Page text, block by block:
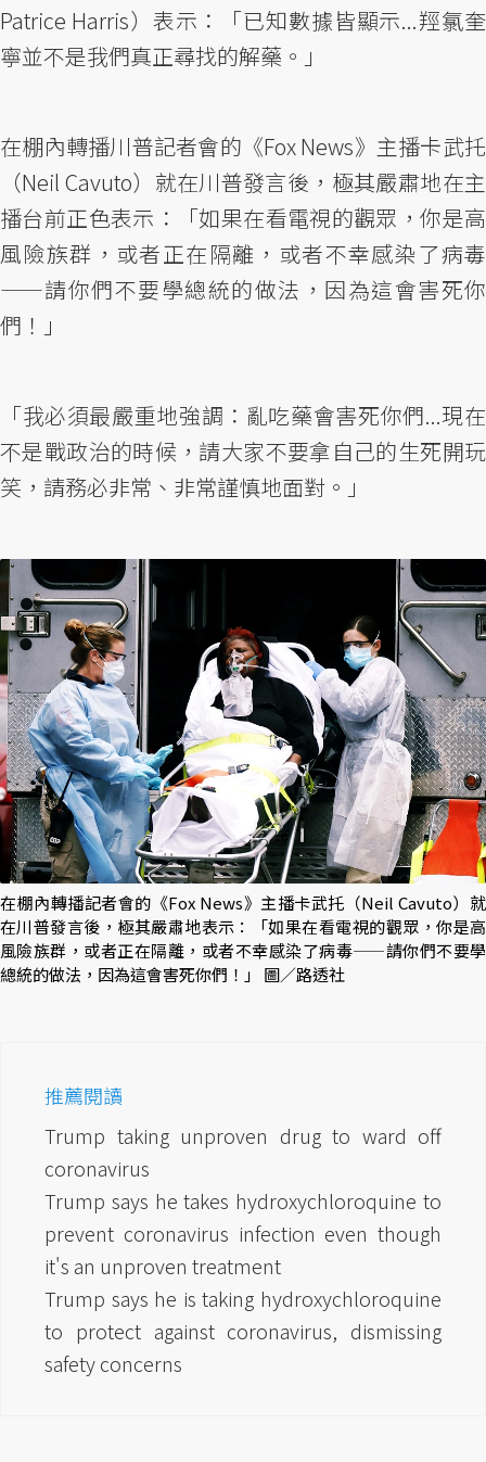
Patrice Harris）表示：「已知數據皆顯示...羥氯奎
寧並不是我們真正尋找的解藥。」
在棚內轉播川普記者會的《Fox News》主播卡武托
（Neil Cavuto）就在川普發言後，極其嚴肅地在主
播台前正色表示：「如果在看電視的觀眾，你是高
風險族群，或者正在隔離，或者不幸感染了病毒
——請你們不要學總統的做法，因為這會害死你
們！」
「我必須最嚴重地強調：亂吃藥會害死你們...現在
不是戰政治的時候，請大家不要拿自己的生死開玩
笑，請務必非常、非常謹慎地面對。」
在棚內轉播記者會的《Fox News》主播卡武托（Neil Cavuto）就
在川普發言後，極其嚴肅地表示：「如果在看電視的觀眾，你是高
風險族群，或者正在隔離，或者不幸感染了病毒——請你們不要學
總統的做法，因為這會害死你們！」 圖／路透社
推薦閱讀
Trump taking unproven drug to ward off
coronavirus
Trump says he takes hydroxychloroquine to
prevent coronavirus infection even though
it's an unproven treatment
Trump says he is taking hydroxychloroquine
to protect against coronavirus, dismissing
safety concerns